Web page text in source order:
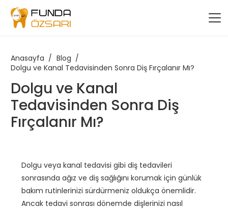
Anasayfa / Blog /
Dolgu ve Kanal Tedavisinden Sonra Diş Fırçalanır Mı?
Dolgu ve Kanal
Tedavisinden Sonra Diş
Fırçalanır Mı?
Dolgu veya kanal tedavisi gibi diş tedavileri
sonrasında ağız ve diş sağlığını korumak için günlük
bakım rutinlerinizi sürdürmeniz oldukça önemlidir.
Ancak tedavi sonrası dönemde dişlerinizi nasıl